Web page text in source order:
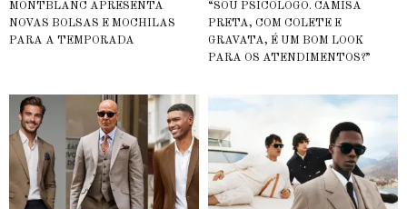
MONTBLANC APRESENTA
NOVAS BOLSAS E MOCHILAS
PARA A TEMPORADA
“SOU PSICÓLOGO. CAMISA
PRETA, COM COLETE E
GRAVATA, É UM BOM LOOK
PARA OS ATENDIMENTOS?”